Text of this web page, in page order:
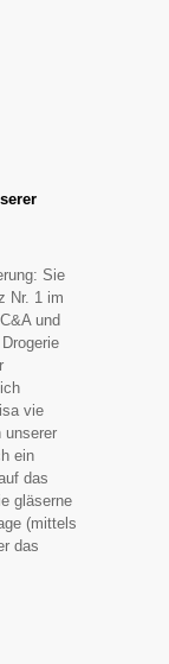
Sie
Nr. 1 im
und
vie
unserer
ein
das
gläserne
(mittels
das